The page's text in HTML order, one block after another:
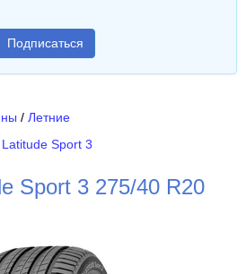
Подписаться
/ Летние
Sport 3
Sport 3 275/40 R20